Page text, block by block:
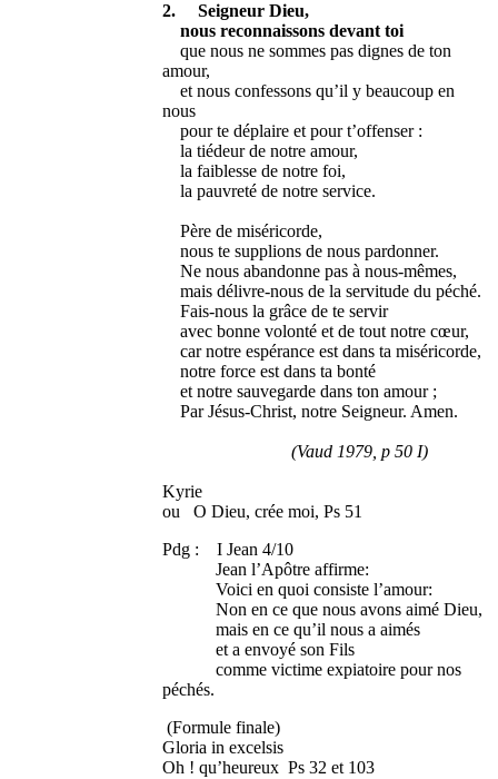
2. Seigneur Dieu,
nous reconnaissons devant toi
que nous ne sommes pas dignes de ton
amour,
et nous confessons qu’il y beaucoup en
nous
pour te déplaire et pour t’offenser :
la tiédeur de notre amour,
la faiblesse de notre foi,
la pauvreté de notre service.
Père de miséricorde,
nous te supplions de nous pardonner.
Ne nous abandonne pas à nous-mêmes,
mais délivre-nous de la servitude du péché.
Fais-nous la grâce de te servir
avec bonne volonté et de tout notre cœur,
car notre espérance est dans ta miséricorde,
notre force est dans ta bonté
et notre sauvegarde dans ton amour ;
Par Jésus-Christ, notre Seigneur. Amen.
(Vaud 1979, p 50 I)
Kyrie
ou O Dieu, crée moi, Ps 51
Pdg : I Jean 4/10
Jean l’Apôtre affirme:
Voici en quoi consiste l’amour:
Non en ce que nous avons aimé Dieu,
mais en ce qu’il nous a aimés
et a envoyé son Fils
comme victime expiatoire pour nos
péchés.
(Formule finale)
Gloria in excelsis
Oh ! qu’heureux Ps 32 et 103